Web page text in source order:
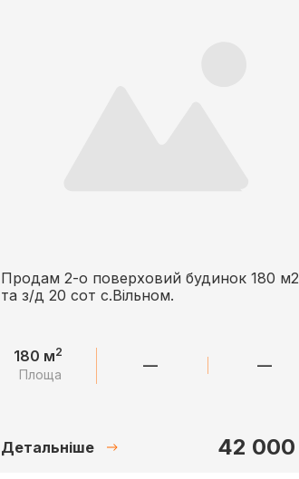
Продам 2-о поверховий будинок 180 м2
та з/д 20 сот с.Вільном.
180 м2
Площа — —
Детальніше 42 000